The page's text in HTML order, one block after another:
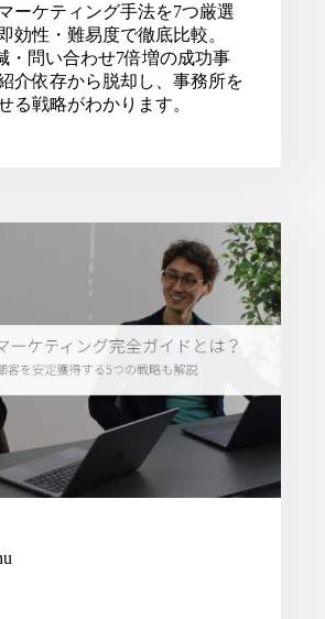
ーケティング手法を7つ厳選
効性・難易度で徹底比較。
・問い合わせ7倍増の成功事
介依存から脱却し、事務所を
る戦略がわかります。